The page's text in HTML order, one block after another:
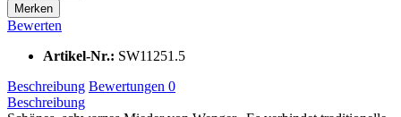
Merken
Bewerten
Artikel-Nr.: SW11251.5
Beschreibung Bewertungen 0
Beschreibung